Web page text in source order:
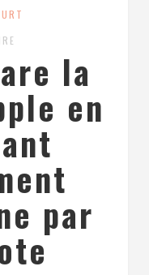
la
en
par